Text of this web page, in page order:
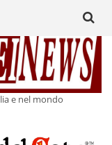
e nel mondo
for: